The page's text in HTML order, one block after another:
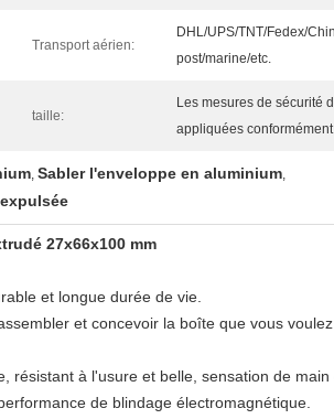
Transport aérien:
DHL/UPS/TNT/Fedex/
post/marine/etc.
taille:
Les mesures de sécurité
appliquées
, Sabler l'enveloppe en aluminium,
27x66x100 mm
et longue durée de vie.
et concevoir la boîte que vous
à l'usure et belle, sensation de main
de blindage électromagnétique.